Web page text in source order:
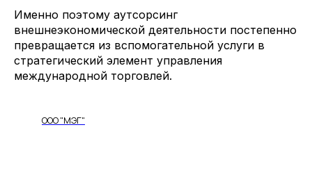
Именно поэтому аутсорсинг
внешнеэкономической деятельности постепенно
превращается из вспомогательной услуги в
стратегический элемент управления
международной торговлей.
ООО "МЭГ"